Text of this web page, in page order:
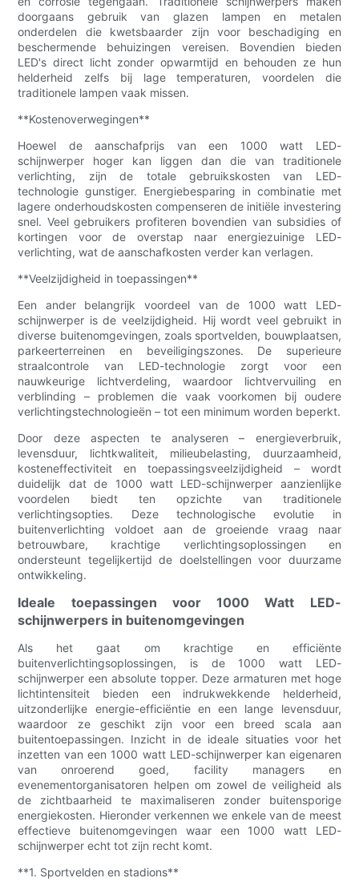
doorgaans gebruik van glazen lampen en metalen
onderdelen die kwetsbaarder zijn voor beschadiging en
beschermende behuizingen vereisen. Bovendien bieden
LED's direct licht zonder opwarmtijd en behouden ze hun
helderheid zelfs bij lage temperaturen, voordelen die
traditionele lampen vaak missen.
**Kostenoverwegingen**
Hoewel de aanschafprijs van een 1000 watt LED-
schijnwerper hoger kan liggen dan die van traditionele
verlichting, zijn de totale gebruikskosten van LED-
technologie gunstiger. Energiebesparing in combinatie met
lagere onderhoudskosten compenseren de initiële investering
snel. Veel gebruikers profiteren bovendien van subsidies of
kortingen voor de overstap naar energiezuinige LED-
verlichting, wat de aanschafkosten verder kan verlagen.
**Veelzijdigheid in toepassingen**
Een ander belangrijk voordeel van de 1000 watt LED-
schijnwerper is de veelzijdigheid. Hij wordt veel gebruikt in
diverse buitenomgevingen, zoals sportvelden, bouwplaatsen,
parkeerterreinen en beveiligingszones. De superieure
straalcontrole van LED-technologie zorgt voor een
nauwkeurige lichtverdeling, waardoor lichtvervuiling en
verblinding – problemen die vaak voorkomen bij oudere
verlichtingstechnologieën – tot een minimum worden beperkt.
Door deze aspecten te analyseren – energieverbruik,
levensduur, lichtkwaliteit, milieubelasting, duurzaamheid,
kosteneffectiviteit en toepassingsveelzijdigheid – wordt
duidelijk dat de 1000 watt LED-schijnwerper aanzienlijke
voordelen biedt ten opzichte van traditionele
verlichtingsopties. Deze technologische evolutie in
buitenverlichting voldoet aan de groeiende vraag naar
betrouwbare, krachtige verlichtingsoplossingen en
ondersteunt tegelijkertijd de doelstellingen voor duurzame
ontwikkeling.
Ideale toepassingen voor 1000 Watt LED-
schijnwerpers in buitenomgevingen
Als het gaat om krachtige en efficiënte
buitenverlichtingsoplossingen, is de 1000 watt LED-
schijnwerper een absolute topper. Deze armaturen met hoge
lichtintensiteit bieden een indrukwekkende helderheid,
uitzonderlijke energie-efficiëntie en een lange levensduur,
waardoor ze geschikt zijn voor een breed scala aan
buitentoepassingen. Inzicht in de ideale situaties voor het
inzetten van een 1000 watt LED-schijnwerper kan eigenaren
van onroerend goed, facility managers en
evenementorganisatoren helpen om zowel de veiligheid als
de zichtbaarheid te maximaliseren zonder buitensporige
energiekosten. Hieronder verkennen we enkele van de meest
effectieve buitenomgevingen waar een 1000 watt LED-
schijnwerper echt tot zijn recht komt.
**1. Sportvelden en stadions**